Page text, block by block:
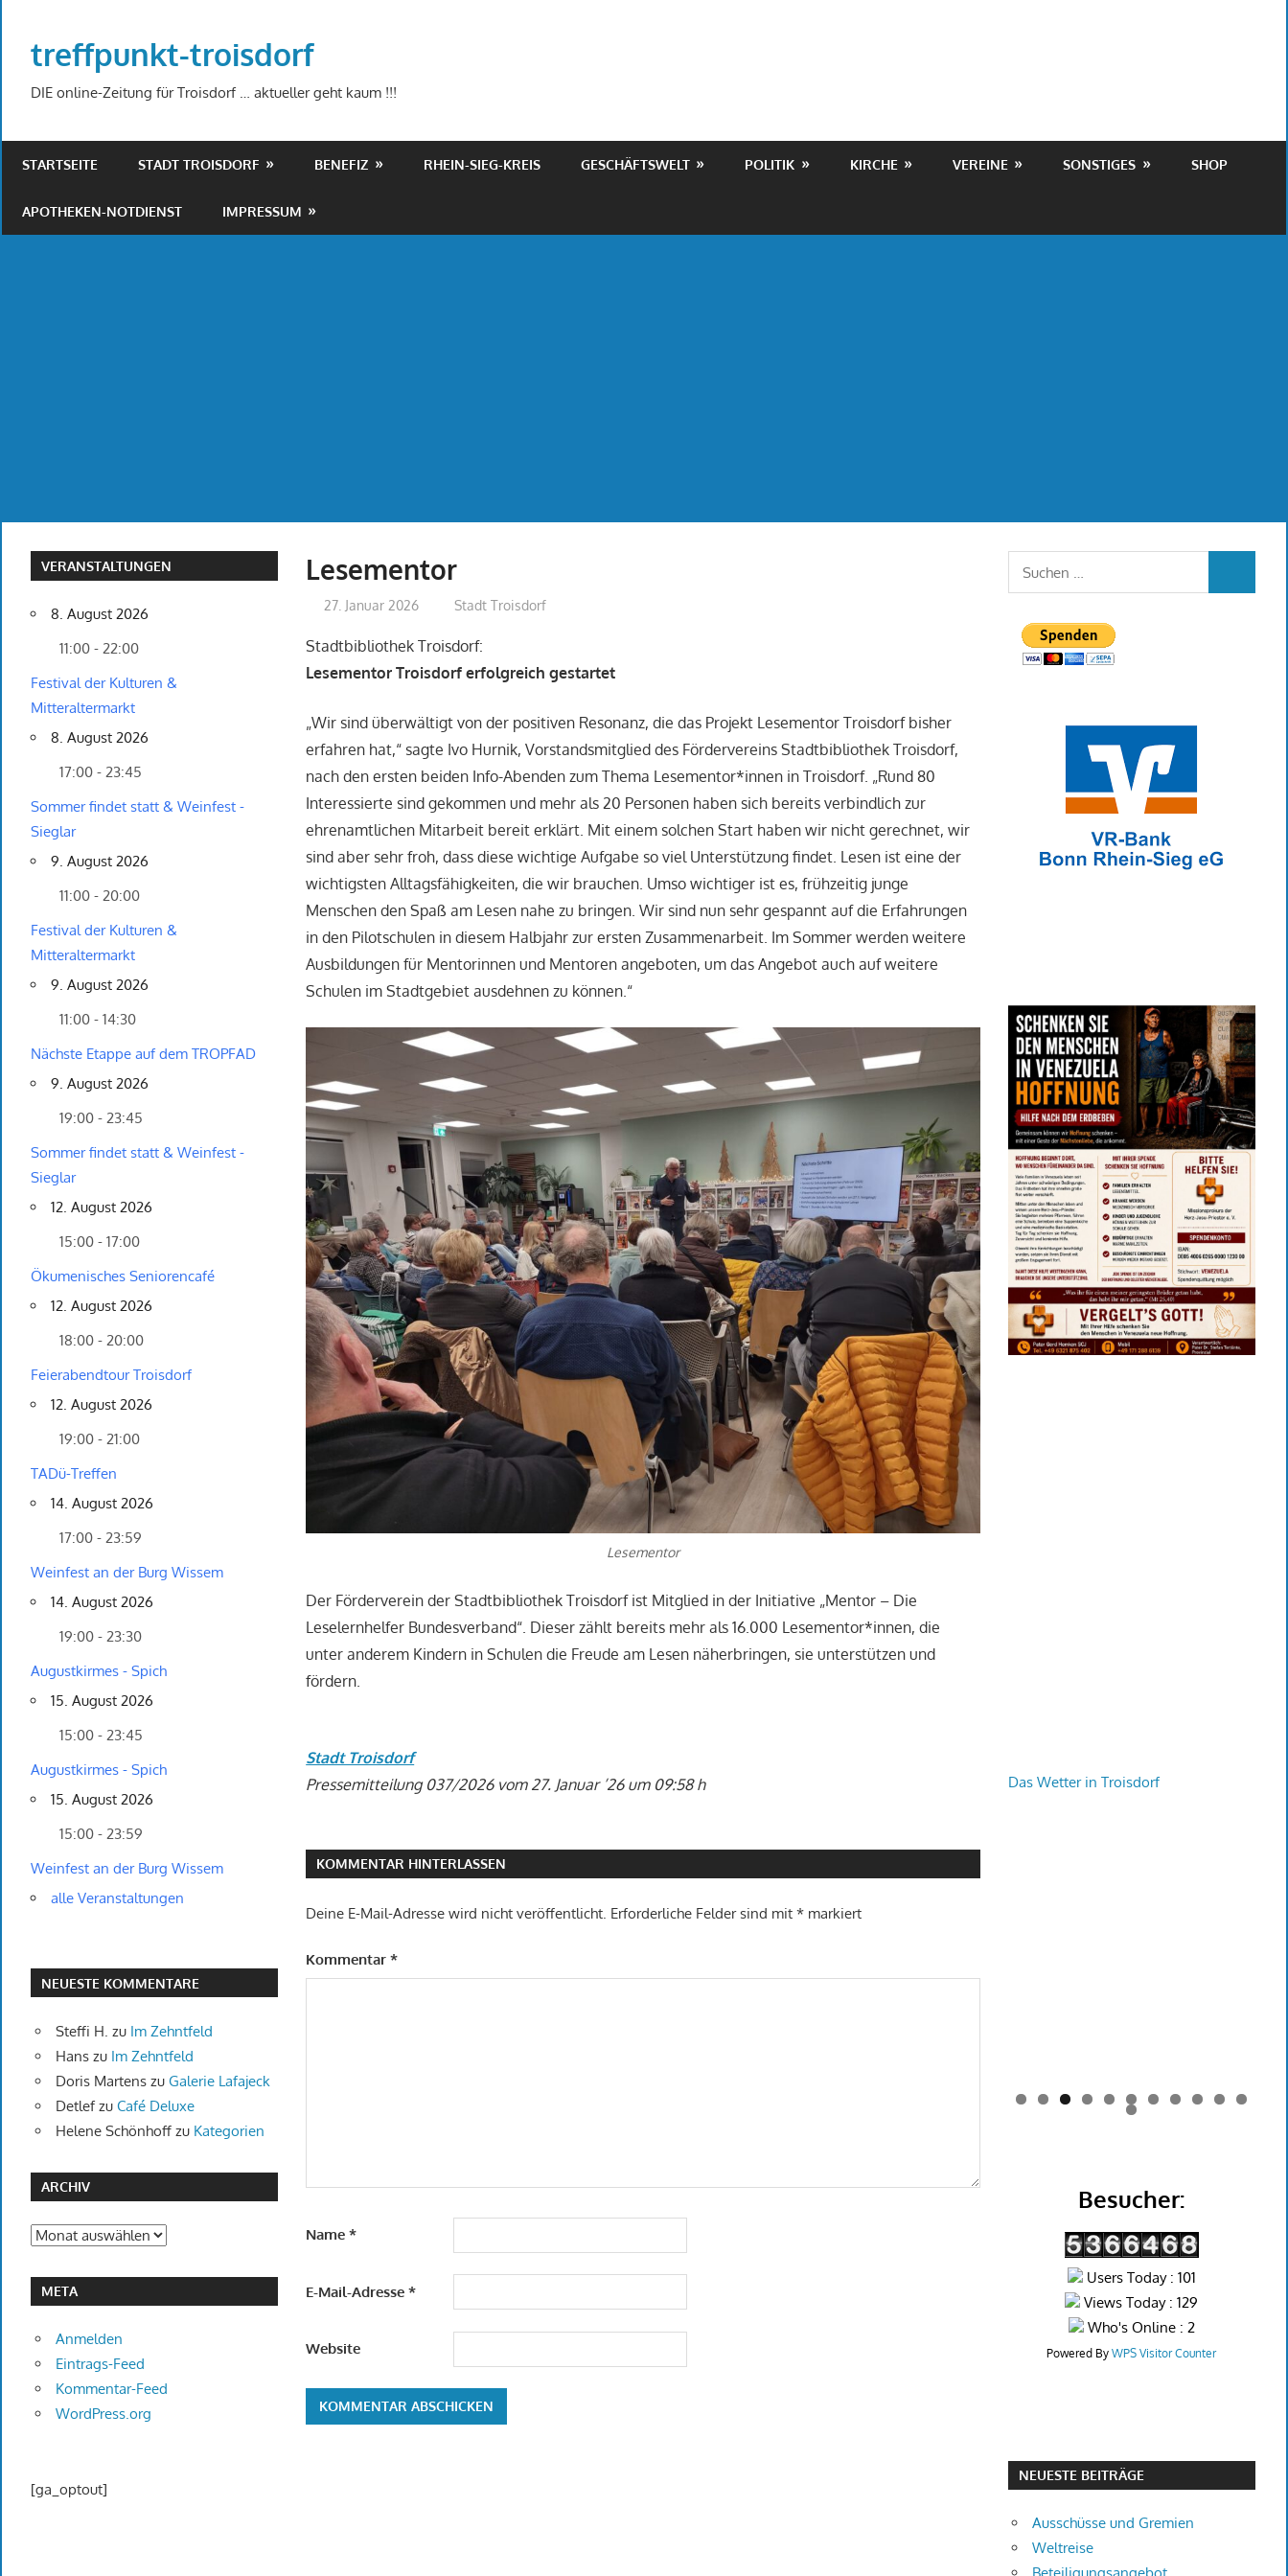
springen
treffpunkt-troisdorf
DIE online-Zeitung für Troisdorf … aktueller geht kaum !!!
STARTSEITE STADT TROISDORF BENEFIZ RHEIN-SIEG-KREIS GESCHÄFTSWELT POLITIK KIRCHE VEREINE SONSTIGES SHOP
APOTHEKEN-NOTDIENST IMPRESSUM
Lesementor
27. Januar 2026 treffpunkt
Stadt Troisdorf
Stadtbibliothek Troisdorf:
Lesementor Troisdorf erfolgreich gestartet
„Wir sind überwältigt von der positiven Resonanz, die das Projekt Lesementor Troisdorf bisher
erfahren hat,“ sagte Ivo Hurnik, Vorstandsmitglied des Fördervereins Stadtbibliothek Troisdorf,
nach den ersten beiden Info-Abenden zum Thema Lesementor*innen in Troisdorf. „Rund 80
Interessierte sind gekommen und mehr als 20 Personen haben sich bereits verbindlich zur
ehrenamtlichen Mitarbeit bereit erklärt. Mit einem solchen Start haben wir nicht gerechnet, wir
sind aber sehr froh, dass diese wichtige Aufgabe so viel Unterstützung findet. Lesen ist eine der
wichtigsten Alltagsfähigkeiten, die wir brauchen. Umso wichtiger ist es, frühzeitig junge
Menschen den Spaß am Lesen nahe zu bringen. Wir sind nun sehr gespannt auf die Erfahrungen
in den Pilotschulen in diesem Halbjahr zur ersten Zusammenarbeit. Im Sommer werden weitere
Ausbildungen für Mentorinnen und Mentoren angeboten, um das Angebot auch auf weitere
Schulen im Stadtgebiet ausdehnen zu können.“
Lesementor
Der Förderverein der Stadtbibliothek Troisdorf ist Mitglied in der Initiative „Mentor – Die
Leselernhelfer Bundesverband“. Dieser zählt bereits mehr als 16.000 Lesementor*innen, die
unter anderem Kindern in Schulen die Freude am Lesen näherbringen, sie unterstützen und
fördern.
Stadt Troisdorf
Pressemitteilung 037/2026 vom 27. Januar ’26 um 09:58 h
KOMMENTAR HINTERLASSEN
Deine E-Mail-Adresse wird nicht veröffentlicht. Erforderliche Felder sind mit* markiert
Kommentar*
Name*
E-Mail-Adresse*
Website
VERANSTALTUNGEN
8. August 2026
11:00 - 22:00
Festival der Kulturen &
Mitteraltermarkt
8. August 2026
17:00 - 23:45
Sommer findet statt & Weinfest -
Sieglar
9. August 2026
11:00 - 20:00
Festival der Kulturen &
Mitteraltermarkt
9. August 2026
11:00 - 14:30
Nächste Etappe auf dem TROPFAD
9. August 2026
19:00 - 23:45
Sommer findet statt & Weinfest -
Sieglar
12. August 2026
15:00 - 17:00
Ökumenisches Seniorencafé
12. August 2026
18:00 - 20:00
Feierabendtour Troisdorf
12. August 2026
19:00 - 21:00
TADü-Treffen
14. August 2026
17:00 - 23:59
Weinfest an der Burg Wissem
14. August 2026
19:00 - 23:30
Augustkirmes - Spich
15. August 2026
15:00 - 23:45
Augustkirmes - Spich
15. August 2026
15:00 - 23:59
Weinfest an der Burg Wissem
alle Veranstaltungen
NEUESTE KOMMENTARE
Steffi H. zu Im Zehntfeld
Hanszu Im Zehntfeld
Doris Martenszu Galerie Lafajeck
Detlefzu Café Deluxe
Helene Schönhoffzu Kategorien
ARCHIV
Archiv
META
Anmelden
Eintrags-Feed
Kommentar-Feed
WordPress.org
[ga_optout]
Das Wetter in Troisdorf
0 1
2
Besucher:
Users Today : 101
Views Today : 129
Who's Online : 2
Powered ByWPS Visitor Counter
NEUESTE BEITRÄGE
Ausschüsse und Gremien
Weltreise